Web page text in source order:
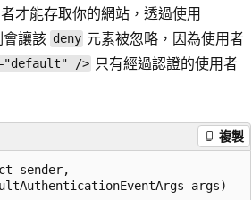
才能存取你的網站，透過使用
會讓該 deny 元素被忽略，因為使用者
/> 只有經過認證的使用者
複製
sender,
args)